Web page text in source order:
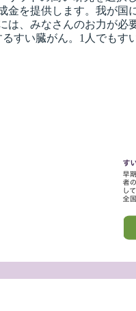
金を提供します。我が
、みなさんのお力が
すい臓がん。1人でも